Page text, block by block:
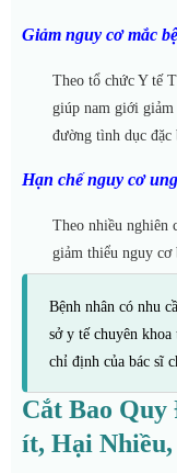
Giảm nguy cơ mắc
Theo tổ chức Y tế
giúp nam giới giảm
đường tình dục
Hạn chế nguy cơ
Theo nhiều nghiên
giảm thiểu nguy cơ
Bệnh nhân có nhu
sở y tế chuyên
chỉ định của bác sĩ
Cắt Bao
ít, Hại